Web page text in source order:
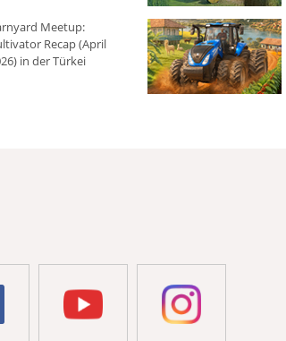
Meetup:
Recap (April
in der Türkei